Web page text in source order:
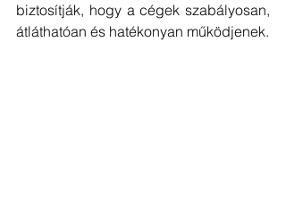
biztosítják, hogy a cégek szabályosan,
átláthatóan és hatékonyan működjenek.